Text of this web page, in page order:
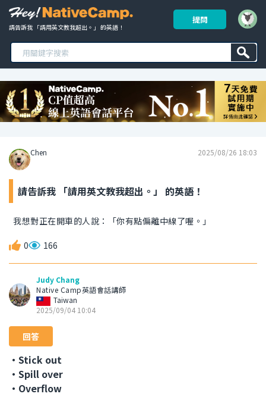
請告訴我 「請用英文教我超出。」 的英語！
提問
Chen 2025/08/26 18:03
請告訴我 「請用英文教我超出。」 的英語！
我想對正在開車的人說：「你有點偏離中線了喔。」
0 166
Judy Chang
Native Camp英語會話講師
Taiwan
2025/09/04 10:04
回答
・Stick out
・Spill over
・Overflow